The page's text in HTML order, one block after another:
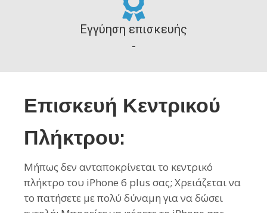
Εγγύηση επισκευής
-
Επισκευή Κεντρικού
Πλήκτρου:
Μήπως δεν ανταποκρίνεται το κεντρικό
πλήκτρο του iPhone 6 plus σας; Χρειάζεται να
το πατήσετε με πολύ δύναμη για να δώσει